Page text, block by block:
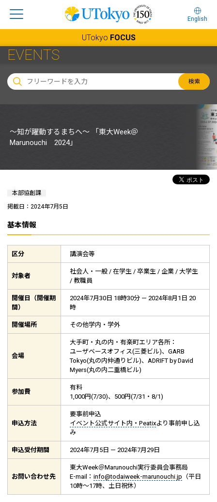
English
UTokyo FOCUS
EVENTS
検索
～知が躍動するまちへ～ 「東大Week＠
Marunouchi 2024」
本部協創課
掲載日：2024年7月5日
基本情報
区分 講演会等
対象者
社会人・一般 / 在学生 / 卒業生 / 企業 / 大学生
/ 教職員
開催日（開催期
間）
2024年7月30日 18時30分 — 2024年8月1日 20
時
開催場所 その他学内・学外
会場
大手町・丸の内・有楽町エリア各所：
ユーザベースオフィス(三菱ビル)、GARB
Tokyo(丸の内仲通りビル)、ADRIFT by David
Myers(丸の内二重橋ビル)
参加費
有料
1,000円(7/30)、500円(7/31・8/1)
申込方法
要事前申込
イベント公式サイト内・Peatixより事前申し込
み
申込受付期間 2024年7月5日 — 2024年7月29日
お問い合わせ先
東大Week＠Marunouchi実行委員会事務局
E-mail： info@todaiweek-marunouchi.jp （平日
10時～17時、土日祝休）